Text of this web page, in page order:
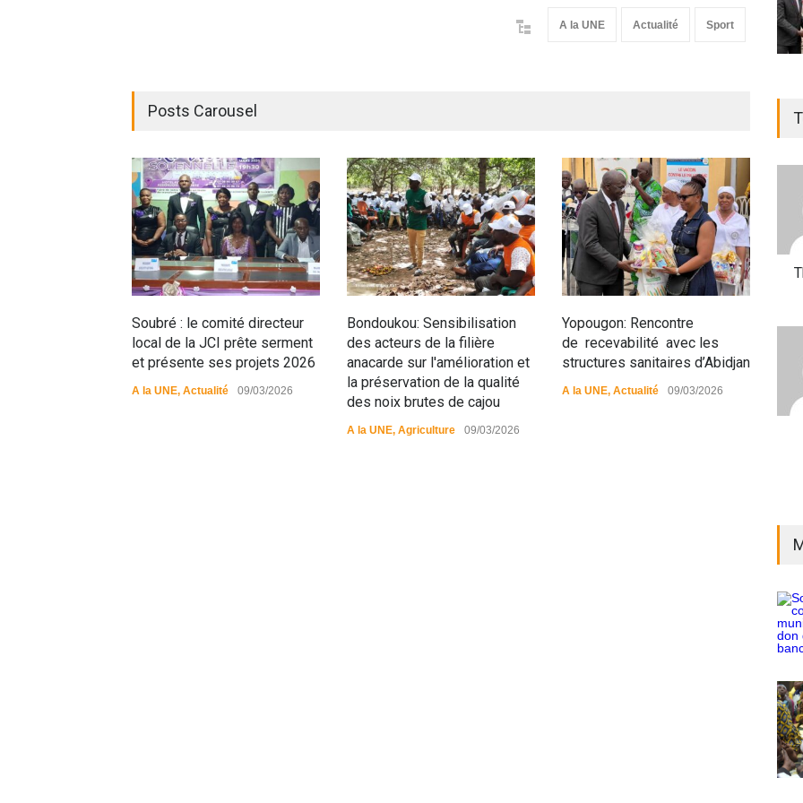
A la UNE Actualité Sport
Posts Carousel
Soubré : le comité directeur
local de la JCI prête serment
et présente ses projets 2026
A la UNE, Actualité 09/03/2026
Bondoukou: Sensibilisation
des acteurs de la filière
anacarde sur l'amélioration et
la préservation de la qualité
des noix brutes de cajou
A la UNE, Agriculture 09/03/2026
Yopougon: Rencontre
de recevabilité avec les
structures sanitaires d’Abidjan
A la UNE, Actualité 09/03/2026 A la